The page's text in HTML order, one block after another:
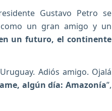
Gustavo Petro se
un gran amigo y un
un futuro, el continente
Adiós amigo. Ojalá
algún día: Amazonía”,